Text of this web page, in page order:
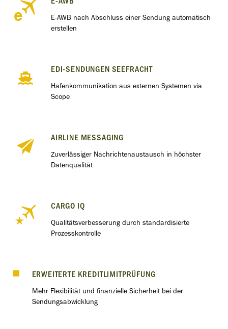
E-AWB
E-AWB nach Abschluss einer Sendung automatisch
erstellen
EDI-SENDUNGEN SEEFRACHT
Hafenkommunikation aus externen Systemen via
Scope
AIRLINE MESSAGING
Zuverlässiger Nachrichtenaustausch in höchster
Datenqualität
CARGO IQ
Qualitätsverbesserung durch standardisierte
Prozesskontrolle
ERWEITERTE KREDITLIMITPRÜFUNG
Mehr Flexibilität und finanzielle Sicherheit bei der
Sendungsabwicklung